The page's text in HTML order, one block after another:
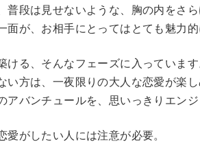
普段は見せないような、胸の内をさら
面が、お相手にとってはとても魅力的
ける、そんなフェーズに入っています
い方は、一夜限りの大人な恋愛が楽し
アバンチュールを、思いっきりエンジ
愛がしたい人には注意が必要。